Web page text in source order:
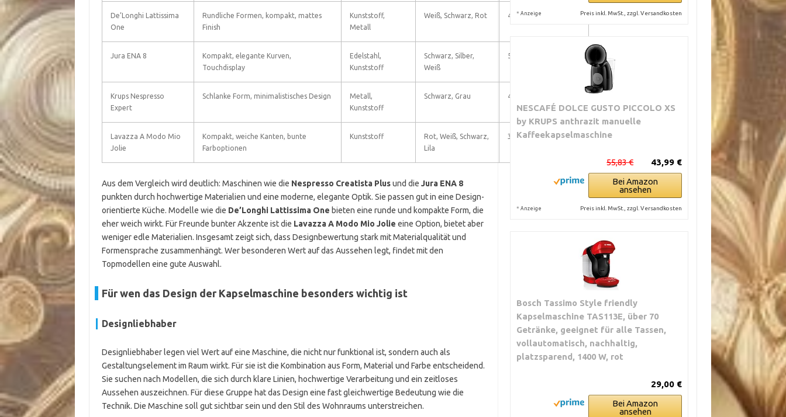
De’Longhi Lattissima
One
Rundliche Formen, kompakt, mattes
Finish
Kunststoff,
Metall
Weiß, Schwarz, Rot 4
Jura ENA 8
Kompakt, elegante Kurven,
Touchdisplay
Edelstahl,
Kunststoff
Schwarz, Silber,
Weiß
5
Krups Nespresso
Expert
Schlanke Form, minimalistisches Design
Metall,
Kunststoff
Schwarz, Grau 4
Lavazza A Modo Mio
Jolie
Kompakt, weiche Kanten, bunte
Farboptionen
Kunststoff
Rot, Weiß, Schwarz,
Lila
3
Aus dem Vergleich wird deutlich: Maschinen wie die Nespresso Creatista Plusund die Jura ENA 8
punkten durch hochwertige Materialien und eine moderne, elegante Optik. Sie passen gut in eine Design-
orientierte Küche. Modelle wie die De’Longhi Lattissima One bieten eine runde und kompakte Form, die
eher weich wirkt. Für Freunde bunter Akzente ist die Lavazza A Modo Mio Jolie eine Option, bietet aber
weniger edle Materialien. Insgesamt zeigt sich, dass Designbewertung stark mit Materialqualität und
Formensprache zusammenhängt. Wer besonderen Wert auf das Aussehen legt, findet mit den
Topmodellen eine gute Auswahl.
Für wen das Design der Kapselmaschine besonders wichtig ist
Designliebhaber
Designliebhaber legen viel Wert auf eine Maschine, die nicht nur funktional ist, sondern auch als
Gestaltungselement im Raum wirkt. Für sie ist die Kombination aus Form, Material und Farbe entscheidend.
Sie suchen nach Modellen, die sich durch klare Linien, hochwertige Verarbeitung und ein zeitloses
Aussehen auszeichnen. Für diese Gruppe hat das Design eine fast gleichwertige Bedeutung wie die
Technik. Die Maschine soll gut sichtbar sein und den Stil des Wohnraums unterstreichen.
* Anzeige Preis inkl. MwSt., zzgl. Versandkosten
NESCAFÉ DOLCE GUSTO PICCOLO XS
by KRUPS anthrazit manuelle
Kaffeekapselmaschine
43,99 €
55,83 €
Bei Amazon
ansehen
* Anzeige Preis inkl. MwSt., zzgl. Versandkosten
Bosch Tassimo Style friendly
Kapselmaschine TAS113E, über 70
Getränke, geeignet für alle Tassen,
vollautomatisch, nachhaltig,
platzsparend, 1400 W, rot
29,00 €
Bei Amazon
ansehen